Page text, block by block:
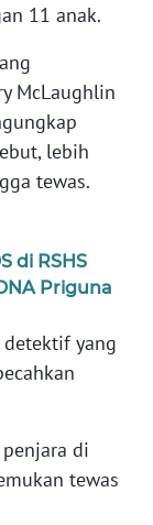
11 anak.
McLaughlin
lebih
tewas.
di RSHS
Priguna
yang
di
tewas